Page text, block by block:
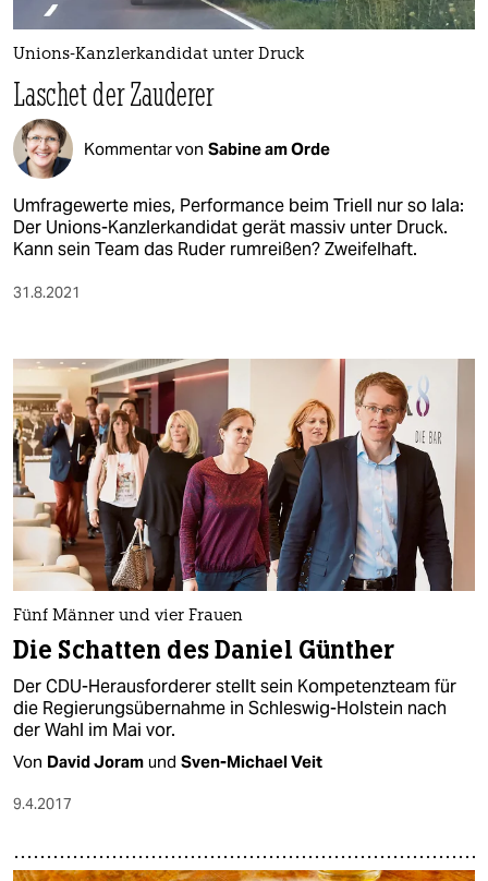
nord
wahrheit
verlag
verlag
veranstaltungen
unterstützen
abo
genossenschaft
epaper login
Unions-Kanzlerkandidat unter Druck
Laschet der Zauderer
Kommentar von Sabine am Orde
Umfragewerte mies, Performance beim Triell nur so lala:
Der Unions-Kanzlerkandidat gerät massiv unter Druck.
Kann sein Team das Ruder rumreißen? Zweifelhaft.
31.8.2021
Fünf Männer und vier Frauen
Die Schatten des Daniel Günther
Der CDU-Herausforderer stellt sein Kompetenzteam für
die Regierungsübernahme in Schleswig-Holstein nach
der Wahl im Mai vor.
Von David Joram und Sven-Michael Veit
9.4.2017